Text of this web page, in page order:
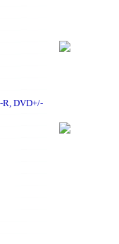
R, DVD+/-